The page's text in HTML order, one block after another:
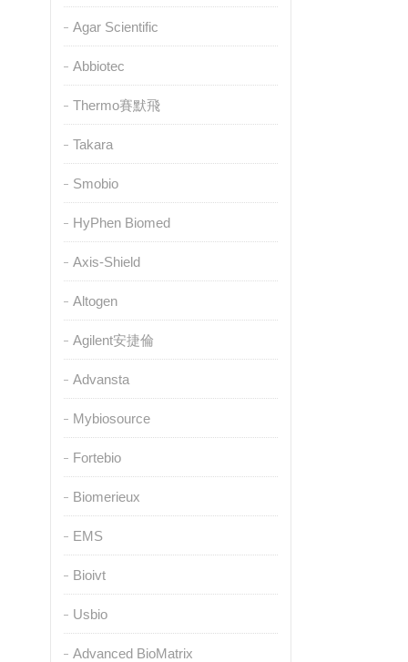
Agar Scientific
Abbiotec
Thermo賽默飛
Takara
Smobio
HyPhen Biomed
Axis-Shield
Altogen
Agilent安捷倫
Advansta
Mybiosource
Fortebio
Biomerieux
EMS
Bioivt
Usbio
Advanced BioMatrix